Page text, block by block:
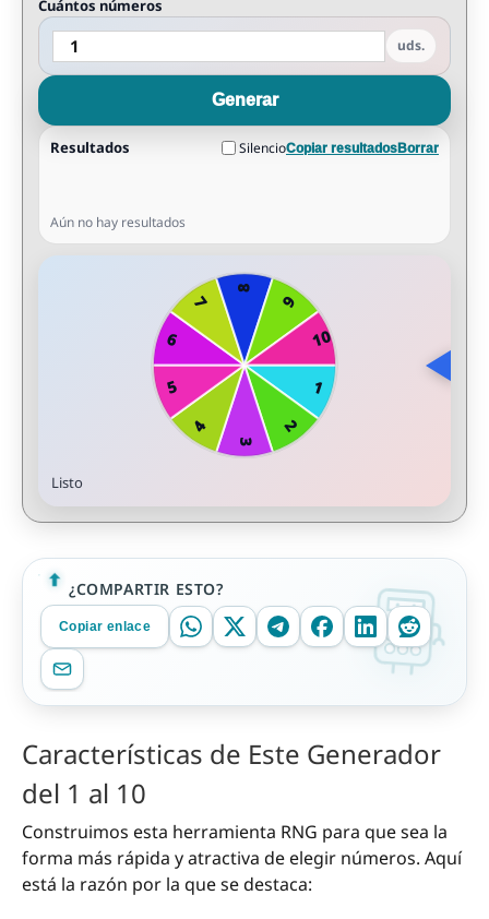
Cuántos números
uds.
Generar
Resultados SilencioCopiar resultadosBorrar
Aún no hay resultados
Listo
¿COMPARTIR ESTO?
Copiar enlace
Características de Este Generador
del 1 al 10
Construimos esta herramienta RNG para que sea la
forma más rápida y atractiva de elegir números. Aquí
está la razón por la que se destaca: